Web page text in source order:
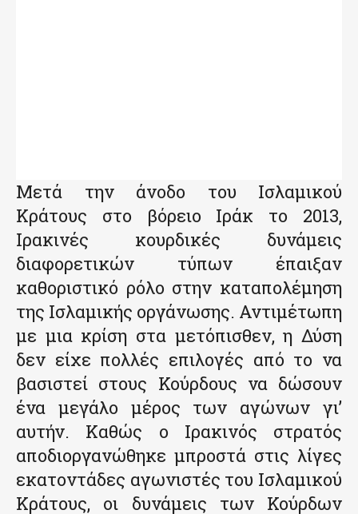
Μετά την άνοδο του Ισλαμικού
Κράτους στο βόρειο Ιράκ το 2013,
Ιρακινές κουρδικές δυνάμεις
διαφορετικών τύπων έπαιξαν
καθοριστικό ρόλο στην καταπολέμηση
της Ισλαμικής οργάνωσης. Αντιμέτωπη
με μια κρίση στα μετόπισθεν, η Δύση
δεν είχε πολλές επιλογές από το να
βασιστεί στους Κούρδους να δώσουν
ένα μεγάλο μέρος των αγώνων γι’
αυτήν. Καθώς ο Ιρακινός στρατός
αποδιοργανώθηκε μπροστά στις λίγες
εκατοντάδες αγωνιστές του Ισλαμικού
Κράτους, οι δυνάμεις των Κούρδων